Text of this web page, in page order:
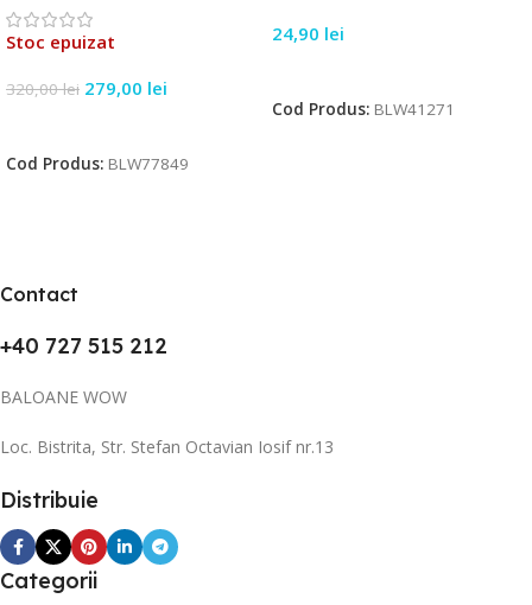
Stoc epuizat
320,00lei 279,00 lei
Cod Produs: BLW77849
24,90 lei
Cod Produs: BLW41271
Contact
+40 727 515 212
BALOANE WOW
Loc. Bistrita, Str. Stefan Octavian Iosif nr.13
Distribuie
Categorii